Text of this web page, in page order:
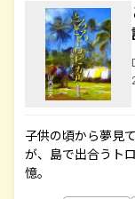
子供の頃から夢見
が、島で出合うト
憶。